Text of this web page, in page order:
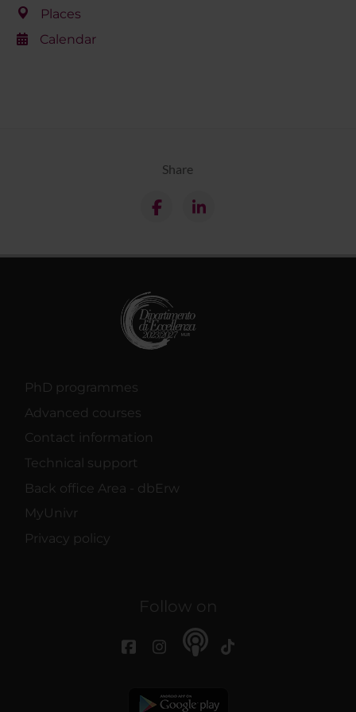
Places
Calendar
Share
PhD programmes
Advanced courses
Contact information
Technical support
Back office Area - dbErw
MyUnivr
Privacy policy
Follow on